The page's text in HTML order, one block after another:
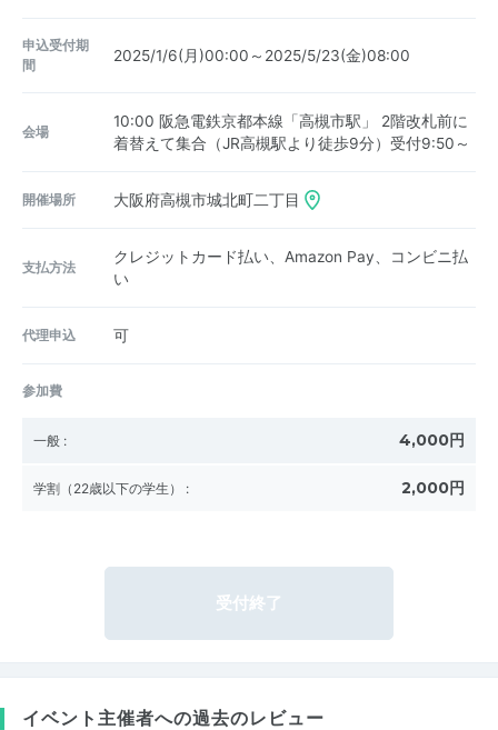
申込受付期
間
2025/1/6(月)00:00～2025/5/23(金)08:00
会場
10:00 阪急電鉄京都本線「高槻市駅」 2階改札前に
着替えて集合（JR高槻駅より徒歩9分）受付9:50～
開催場所 大阪府高槻市城北町二丁目
支払方法
クレジットカード払い、Amazon Pay、コンビニ払
い
代理申込 可
参加費
一般 : 4,000円
学割（22歳以下の学生） : 2,000円
受付終了
イベント主催者への過去のレビュー